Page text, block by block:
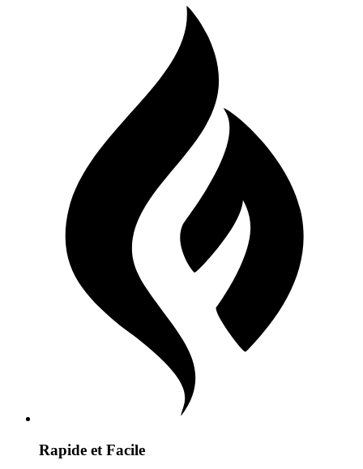
Rapide et Facile